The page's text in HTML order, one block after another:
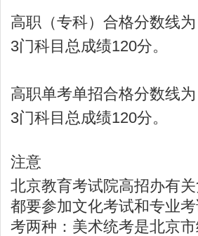
高职（专科）合格分数线为
3门科目总成绩120分。
高职单考单招合格分数线为
3门科目总成绩120分。
注意
北京教育考试院高招办有
都要参加文化考试和专业
考两种：美术统考是北京